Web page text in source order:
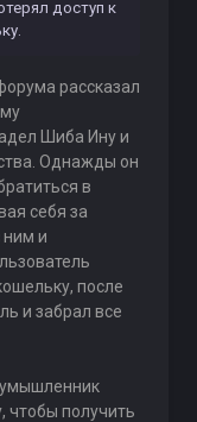
доступ к
рассказал
Шиба Ину и
Однажды он
в
себя за
ним и
после
и забрал все
чтобы получить